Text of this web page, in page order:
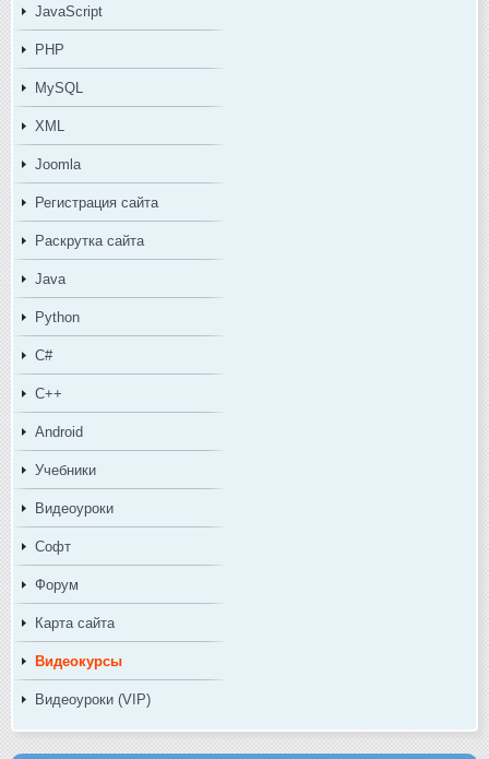
JavaScript
PHP
MySQL
XML
Joomla
Регистрация сайта
Раскрутка сайта
Java
Python
C#
C++
Android
Учебники
Видеоуроки
Софт
Форум
Карта сайта
Видеокурсы
Видеоуроки (VIP)